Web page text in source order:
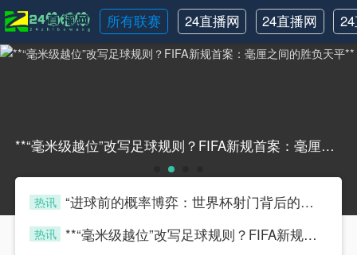
所有联赛
24直播网
NBA
24直播网
世界杯
**“毫米级越位”改写足球规则？FIFA新规首案：毫厘之间的胜负天平****“毫米级越位”改写足球规则？FIFA新规首案：毫厘之间的胜负天平**
热讯
“进球前的概率博弈：世界杯射门背后的隐藏算法”
热讯
**“毫米级越位”改写足球规则？FIFA新规首案：毫厘之间的胜负天平**